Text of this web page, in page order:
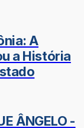
A
a História
ÂNGELO -